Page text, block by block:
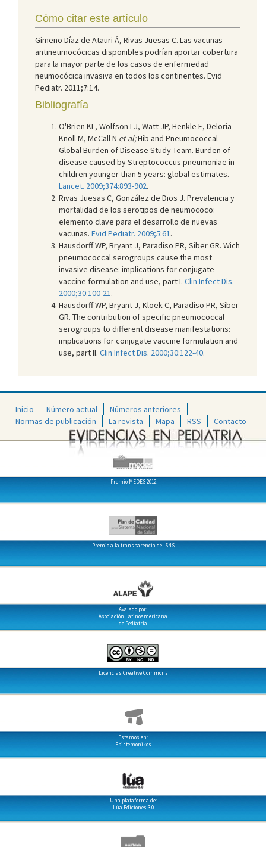
Cómo citar este artículo
Gimeno Díaz de Atauri Á, Rivas Juesas C. Las vacunas
antineumocócicas disponibles podrían aportar cobertura
para la mayor parte de los casos de enfermedad
neumocócica invasiva en todos los continentes. Evid
Pediatr. 2011;7:14.
Bibliografía
O'Brien KL, Wolfson LJ, Watt JP, Henkle E, Deloria-
Knoll M, McCall N et al;Hib and Pneumococcal
Global Burden of Disease Study Team. Burden of
disease caused by Streptococcus pneumoniae in
children younger than 5 years: global estimates.
Lancet. 2009;374:893-902.
Rivas Juesas C, González de Dios J. Prevalencia y
mortalidad de los serotipos de neumococo:
elemento clave para el desarrollo de nuevas
vacunas. Evid Pediatr. 2009;5:61 .
Hausdorff WP, Bryant J, Paradiso PR, Siber GR. Wich
pneumococcal serogroups cause the most
invasive disease: implications for conjugate
vaccine formulation and use, part I. Clin Infect Dis.
2000;30:100-21 .
Hausdorff WP, Bryant J, Kloek C, Paradiso PR, Siber
GR. The contribution of specific pneumococcal
serogroups to different disease manifestations:
implications for conjugate vaccine formulation and
use, part II. Clin Infect Dis. 2000;30:122-40.
Inicio Número actual
Números anteriores
Normas de publicación
La revista Mapa RSS Contacto
Premio MEDES 2012
Premio a la transparencia del SNS
Avalado por:
Asociación Latinoamericana
de Pediatría
Licencias Creative Commons
Estamos en:
Epistemonikos
Una plataforma de:
Lúa Ediciones 3.0